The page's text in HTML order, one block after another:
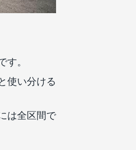
。
使い分ける
は全区間で